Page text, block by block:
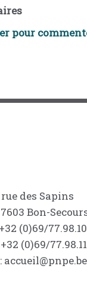
pour
rue des Sapins
Bon-
(0)69/77.98.10
(0)69/77.98.11
accueil@pnpe.be